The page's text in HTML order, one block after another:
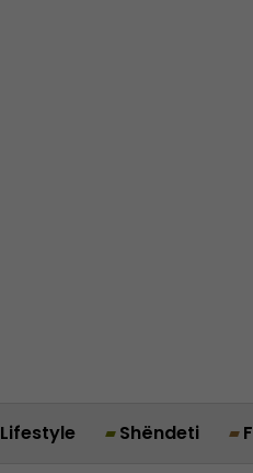
Lifestyle Shëndeti